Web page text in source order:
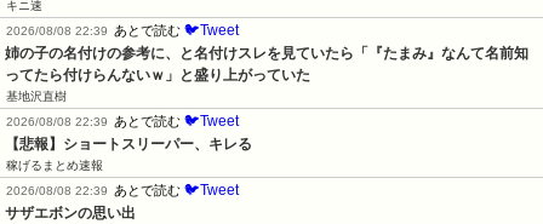
キニ速
2026/08/08 22:39
あとで読む 🐦Tweet
姉の子の名付けの参考に、と名付けスレを見ていたら「『たまみ』なんて名前知
ってたら付けらんないｗ」と盛り上がっていた
基地沢直樹
2026/08/08 22:39
あとで読む 🐦Tweet
【悲報】ショートスリーパー、キレる
稼げるまとめ速報
2026/08/08 22:39
あとで読む 🐦Tweet
サザエボンの思い出